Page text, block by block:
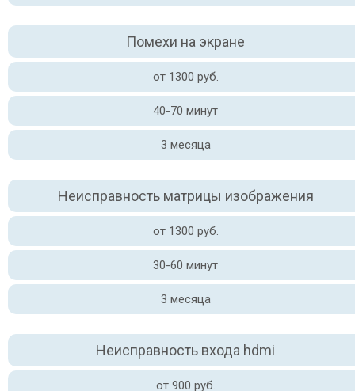
Помехи на экране
от 1300 руб.
40-70 минут
3 месяца
Неисправность матрицы изображения
от 1300 руб.
30-60 минут
3 месяца
Неисправность входа hdmi
от 900 руб.